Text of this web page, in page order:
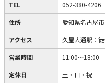
TEL 052-380-4206
住所 愛知県名古屋
アクセス 久屋大通駅：
営業時間 11:00〜18:00
定休日 土・日・祝